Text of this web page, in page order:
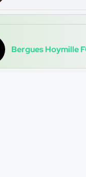
Bergues Hoymille